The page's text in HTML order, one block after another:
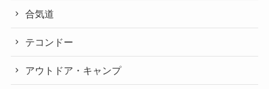
合気道
テコンドー
アウトドア・キャンプ